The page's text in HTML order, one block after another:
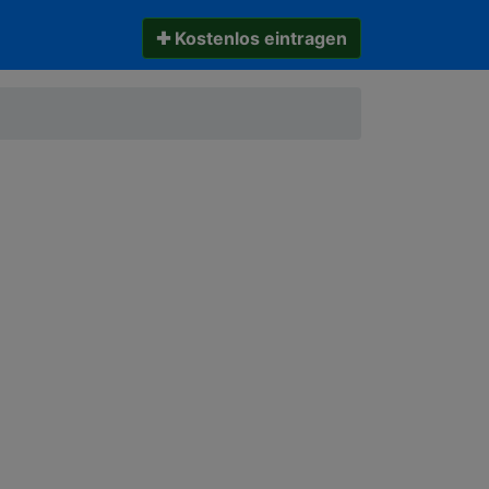
✚ Kostenlos eintragen